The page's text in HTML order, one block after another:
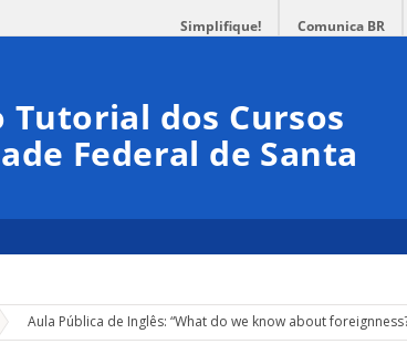
Simplifique! Comunica BR
Tutorial dos Cursos
Federal de Santa
» Aula Pública de Inglês: “What do we know about